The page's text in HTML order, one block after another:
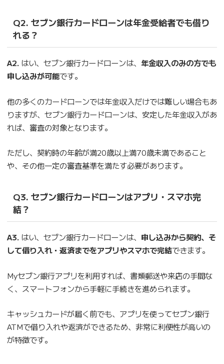
Q2. セブン銀行カードローンは年金受給者でも借り
れる？
A2. はい、セブン銀行カードローンは、 年金収入のみの方でも
申し込みが可能です。
他の多くのカードローンでは年金収入だけでは難しい場合もあ
りますが、セブン銀行カードローンは、安定した年金収入があ
れば、審査の対象となります。
ただし、契約時の年齢が満20歳以上満70歳未満であること
や、その他一定の審査基準を満たす必要があります。
Q3. セブン銀行カードローンはアプリ・スマホ完
結？
A3. はい、セブン銀行カードローンは、 申し込みから契約、そ
して借り入れ・返済までをアプリやスマホで完結できます。
Myセブン銀行アプリを利用すれば、書類郵送や来店の手間な
く、スマートフォンから手軽に手続きを進められます。
キャッシュカードが届く前でも、アプリを使ってセブン銀行
ATMで借り入れや返済ができるため、非常に利便性が高いの
が特徴です。